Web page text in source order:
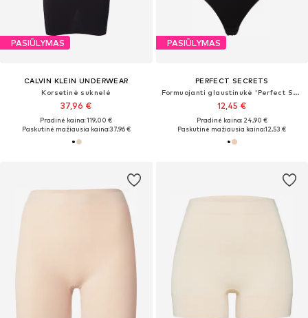
PASIŪLYMAS
CALVIN KLEIN UNDERWEAR
Korsetinė suknelė
37,96 €
Pradinė kaina: 119,00 €
Paskutinė mažiausia kaina:37,96 €
PASIŪLYMAS
PERFECT SECRETS
Formuojanti glaustinukė 'Perfect Shaper'
12,45 €
Pradinė kaina: 24,90 €
Paskutinė mažiausia kaina:12,53 €